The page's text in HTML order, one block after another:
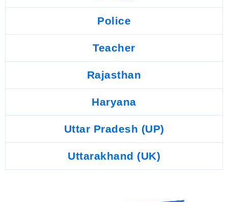
Police
Teacher
Rajasthan
Haryana
Uttar Pradesh (UP)
Uttarakhand (UK)